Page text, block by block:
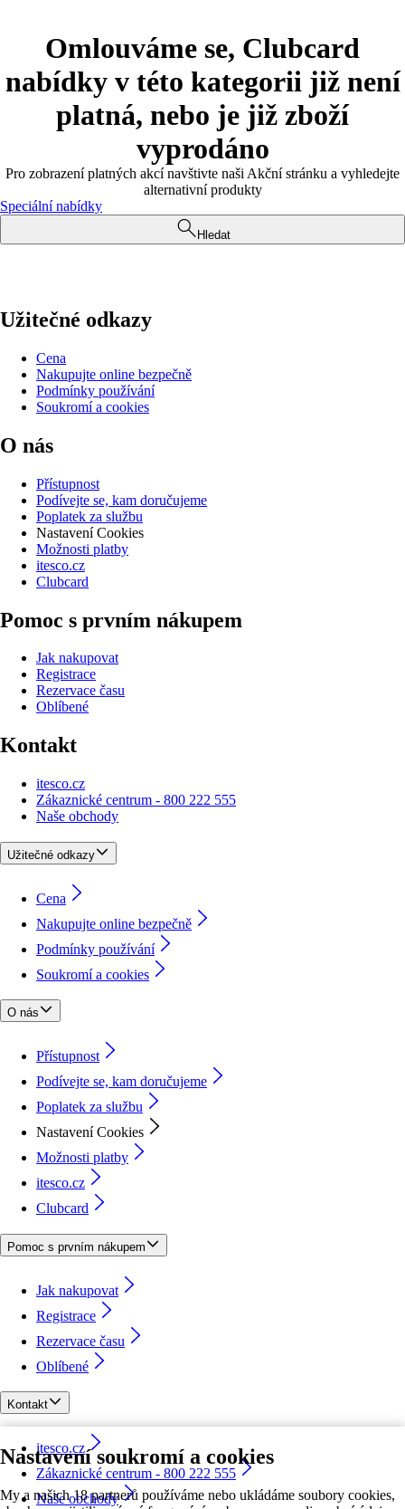
Nastavení soukromí a cookies
My a našich 18 partnerů používáme nebo ukládáme soubory cookies,
Omlouváme se, Clubcard
nabídky v této kategorii již není
platná, nebo je již zboží
vyprodáno
Pro zobrazení platných akcí navštivte naši Akční stránku a vyhledejte
alternativní produkty
Speciální nabídky
Hledat
Užitečné odkazy
Cena
Nakupujte online bezpečně
Podmínky používání
Soukromí a cookies
O nás
Přístupnost
Podívejte se, kam doručujeme
Poplatek za službu
Nastavení Cookies
Možnosti platby
itesco.cz
Clubcard
Pomoc s prvním nákupem
Jak nakupovat
Registrace
Rezervace času
Oblíbené
Kontakt
itesco.cz
Zákaznické centrum - 800 222 555
Naše obchody
Užitečné odkazy
Cena
Nakupujte online bezpečně
Podmínky používání
Soukromí a cookies
O nás
Přístupnost
Podívejte se, kam doručujeme
Poplatek za službu
Nastavení Cookies
Možnosti platby
itesco.cz
Clubcard
Pomoc s prvním nákupem
Jak nakupovat
Registrace
Rezervace času
Oblíbené
Kontakt
itesco.cz
Zákaznické centrum - 800 222 555
Naše obchody